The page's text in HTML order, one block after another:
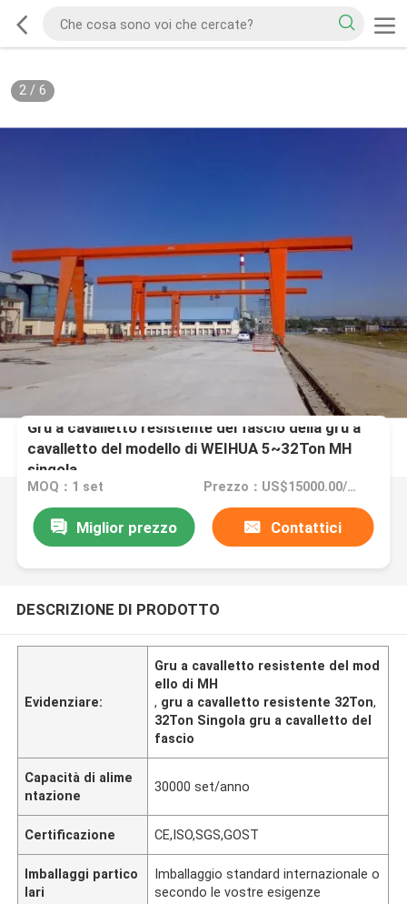
2/ 6
Gru a cavalletto resistente del fascio della gru a
cavalletto del modello di WEIHUA 5~32Ton MH
singola
MOQ：1 set Prezzo：US$15000.00/set
Miglior prezzo Contattici
DESCRIZIONE DI PRODOTTO
Evidenziare:
Gru a cavalletto resistente del mod
ello di MH
, gru a cavalletto resistente 32Ton,
32Ton Singola gru a cavalletto del
fascio
Capacità di alime
ntazione
30000 set/anno
Certificazione CE,ISO,SGS,GOST
Imballaggi partico
lari
Imballaggio standard internazionale o
secondo le vostre esigenze